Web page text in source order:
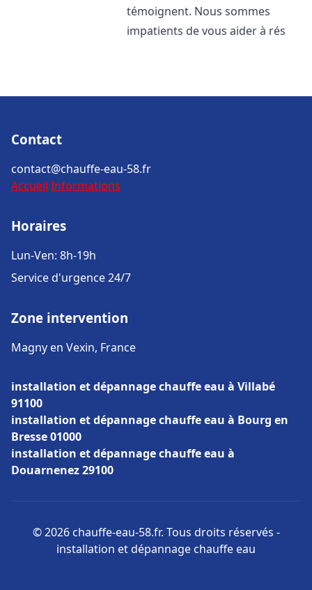
témoignent. Nous sommes
impatients de vous aider à rés
Contact
contact@chauffe-eau-58.fr
Accueil Informations
Horaires
Lun-Ven: 8h-19h
Service d'urgence 24/7
Zone intervention
Magny en Vexin, France
installation et dépannage chauffe eau à Villabé
91100
installation et dépannage chauffe eau à Bourg en
Bresse 01000
installation et dépannage chauffe eau à
Douarnenez 29100
© 2026 chauffe-eau-58.fr. Tous droits réservés -
installation et dépannage chauffe eau